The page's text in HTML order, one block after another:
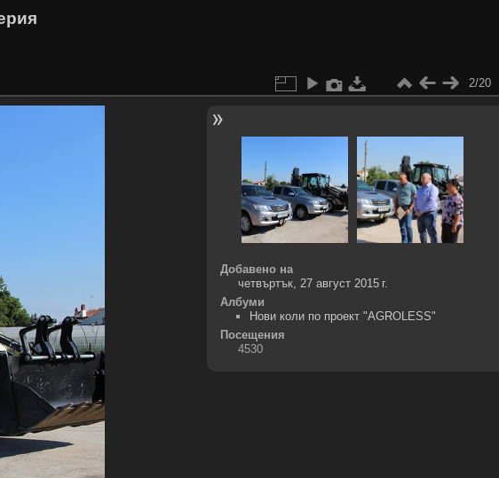
2/20
Добавено на
четвъртък, 27 август 2015 г.
Албуми
Нови коли по проект "AGROLESS"
Посещения
4530